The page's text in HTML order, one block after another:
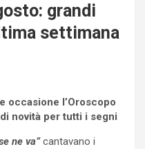
grandi
settimana
occasione l’Oroscopo
novità per tutti i segni
ne va”cantavano i